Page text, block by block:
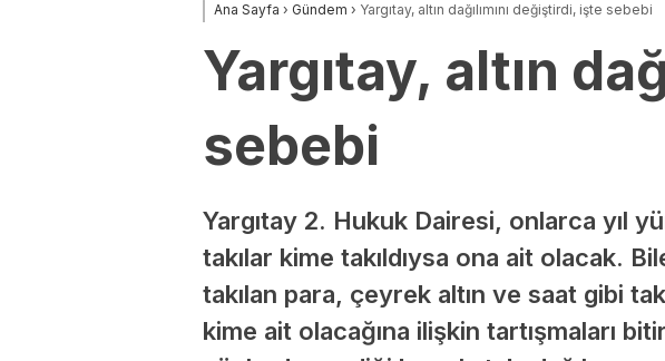
Ana Sayfa › Gündem › Yargıtay, altın dağılımını değiştirdi, işte sebebi
Yargıtay, altın
sebebi
Yargıtay 2. Hukuk Dairesi, onlarca yıl
takılar kime takıldıysa ona ait olacak.
takılan para, çeyrek altın ve saat gibi
kime ait olacağına ilişkin tartışmaları